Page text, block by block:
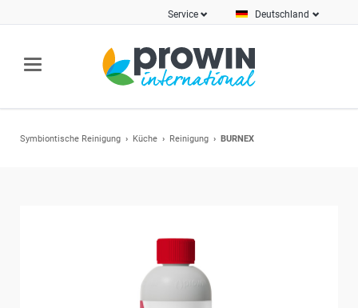
Deutschland
Service
Symbiontische Reinigung Küche Reinigung BURNEX